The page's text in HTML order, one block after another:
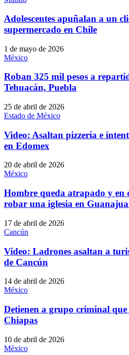
Adolescentes apuñalan a un
supermercado en Chile
1 de mayo de 2026
México
Roban 325 mil pesos a
Tehuacán, Puebla
25 de abril de 2026
Estado de México
Video: Asaltan pizzería e
en Edomex
20 de abril de 2026
México
Hombre queda atrapado y en
robar una iglesia en
17 de abril de 2026
Cancún
Video: Ladrones asaltan a
de Cancún
14 de abril de 2026
México
Detienen a grupo criminal que
Chiapas
10 de abril de 2026
México